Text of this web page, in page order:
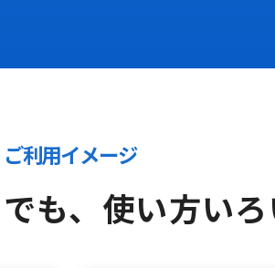
ご利用イメージ
も、 使い方い